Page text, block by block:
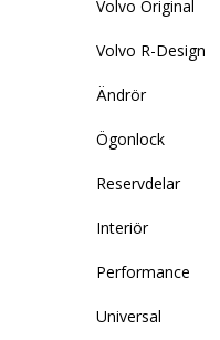
Volvo Original
Volvo R-Design
Ändrör
Ögonlock
Reservdelar
Interiör
Performance
Universal